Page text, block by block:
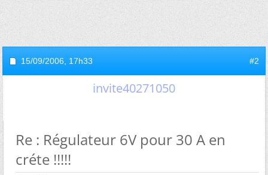
15/09/2006, 17h33 #2
invite40271050
Re : Régulateur 6V pour 30 A en
créte !!!!!